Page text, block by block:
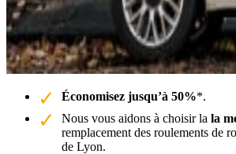
Économisez jusqu’à 50%*.
Nous vous aidons à choisir la la
remplacement des roulements de
de Lyon.